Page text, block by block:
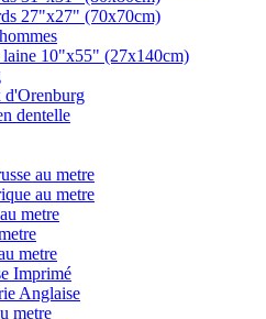
27"x27" (70x70cm)
laine 10"x55" (27x140cm)
d'Orenburg
dentelle
au metre
au metre
metre
metre
Imprimé
Anglaise
metre